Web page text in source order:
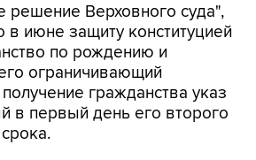
решение Верховного суда",
июне защиту конституцией
по рождению и
ограничивающий
гражданства указ
в первый день его второго